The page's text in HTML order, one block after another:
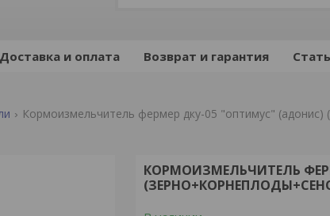
Доставка и оплата Возврат и гарантия
Кормоизмельчитель фермер дку-05 "оптимус" (адонис)
КОРМОИЗМЕЛЬЧИТЕЛЬ